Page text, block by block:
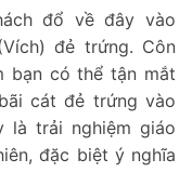
đổ về đây vào
đẻ trứng. Côn
bạn có thể tận mắt
cát đẻ trứng vào
là trải nghiệm giáo
đặc biệt ý nghĩa